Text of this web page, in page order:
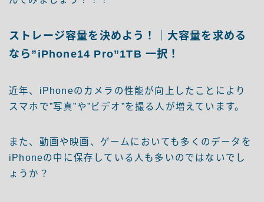
ストレージ容量を決めよう！｜大容量を求める
なら”iPhone14 Pro”1TB 一択！
近年、iPhoneのカメラの性能が向上したことにより
スマホで”写真”や”ビデオ”を撮る人が増えています。
また、動画や映画、ゲームにおいても多くのデータを
iPhoneの中に保存している人も多いのではないでし
ょうか？